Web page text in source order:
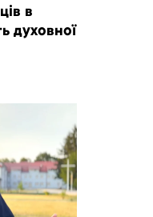
в
духовної